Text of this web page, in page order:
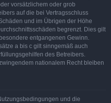
vorsätzlichem oder grob
auf die bei Vertragsschluss
und im Übrigen der Höhe
begrenzt. Dies gilt
entgangenen Gewinn.
a bis c gilt sinngemäß auch
des Betreibers.
nationalem Recht bleiben
und die